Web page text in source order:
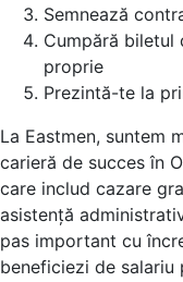
Semnează
Cumpără biletul
proprie
Prezintă-te la
La Eastmen, suntem
carieră de succes în
care includ cazare
asistență
pas important cu
beneficiezi de